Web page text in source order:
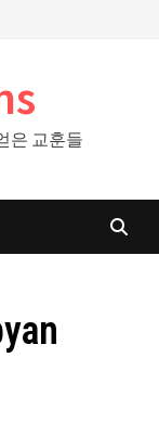
은 교훈들